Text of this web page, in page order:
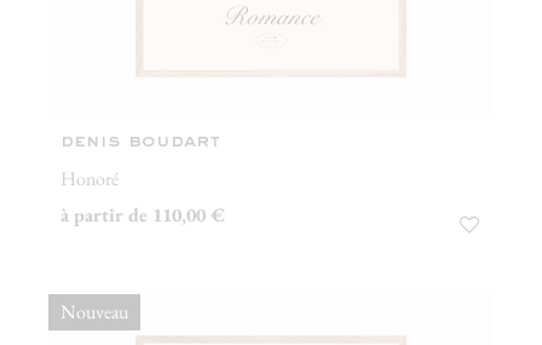
denis boudart
Honoré
à partir de 110,00 €
Nouveau